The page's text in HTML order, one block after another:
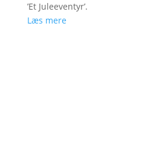
’Et Juleeventyr’.
Læs mere